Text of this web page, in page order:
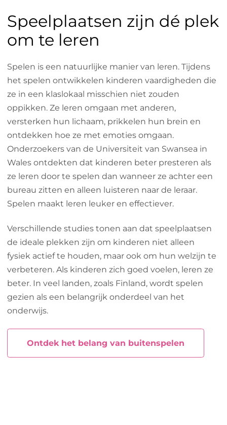
Speelplaatsen zijn dé plek
om te leren
Spelen is een natuurlijke manier van leren. Tijdens
het spelen ontwikkelen kinderen vaardigheden die
ze in een klaslokaal misschien niet zouden
oppikken. Ze leren omgaan met anderen,
versterken hun lichaam, prikkelen hun brein en
ontdekken hoe ze met emoties omgaan.
Onderzoekers van de Universiteit van Swansea in
Wales ontdekten dat kinderen beter presteren als
ze leren door te spelen dan wanneer ze achter een
bureau zitten en alleen luisteren naar de leraar.
Spelen maakt leren leuker en effectiever.
Verschillende studies tonen aan dat speelplaatsen
de ideale plekken zijn om kinderen niet alleen
fysiek actief te houden, maar ook om hun welzijn te
verbeteren. Als kinderen zich goed voelen, leren ze
beter. In veel landen, zoals Finland, wordt spelen
gezien als een belangrijk onderdeel van het
onderwijs.
Ontdek het belang van buitenspelen